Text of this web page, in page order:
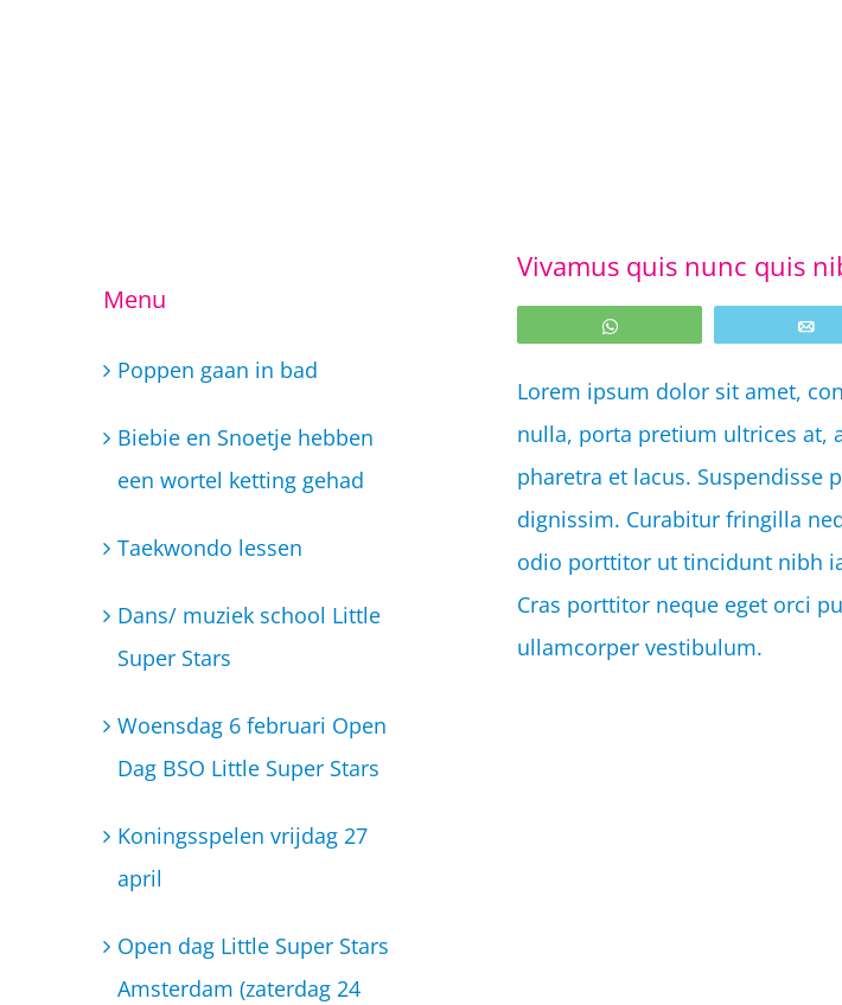
Vivamus quis nunc quis
Lorem ipsum dolor sit amet,
nulla, porta pretium ultrices at,
pharetra et lacus. Suspendisse
dignissim. Curabitur fringilla
odio porttitor ut tincidunt nibh
Cras porttitor neque eget orci
ullamcorper vestibulum.
Menu
Poppen gaan in bad
Biebie en Snoetje hebben
een wortel ketting gehad
Taekwondo lessen
Dans/ muziek school Little
Super Stars
Woensdag 6 februari Open
Dag BSO Little Super Stars
Koningsspelen vrijdag 27
april
Open dag Little Super Stars
Amsterdam (zaterdag 24